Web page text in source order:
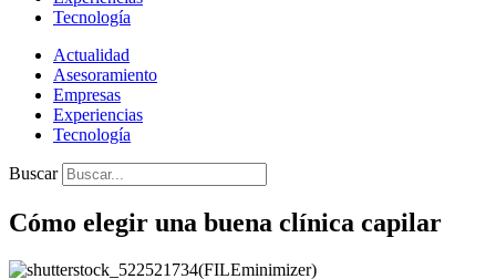
Tecnología
Actualidad
Asesoramiento
Empresas
Experiencias
Tecnología
Buscar
Cómo elegir una buena clínica capilar